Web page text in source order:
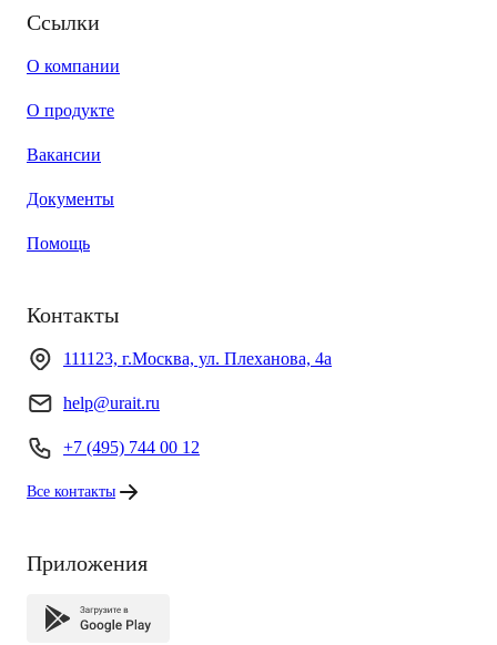
Ссылки
О компании
О продукте
Вакансии
Документы
Помощь
Контакты
111123, г.Москва, ул. Плеханова, 4а
help@urait.ru
+7 (495) 744 00 12
Все контакты
Приложения